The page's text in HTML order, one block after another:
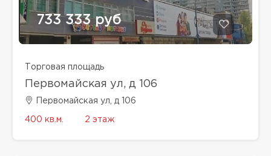
733 333 руб
Торговая площадь
Первомайская ул, д 106
Первомайская ул, д 106
400 кв.м. 2 этаж